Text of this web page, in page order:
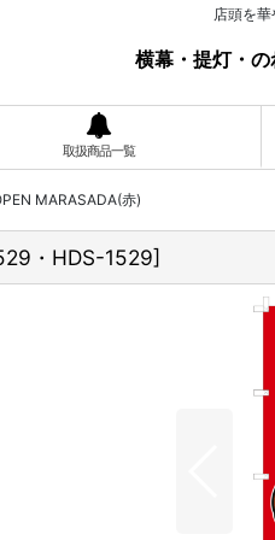
店頭を
横幕・提灯・
取扱商品一覧
MARASADA(赤)
・HDS-1529]